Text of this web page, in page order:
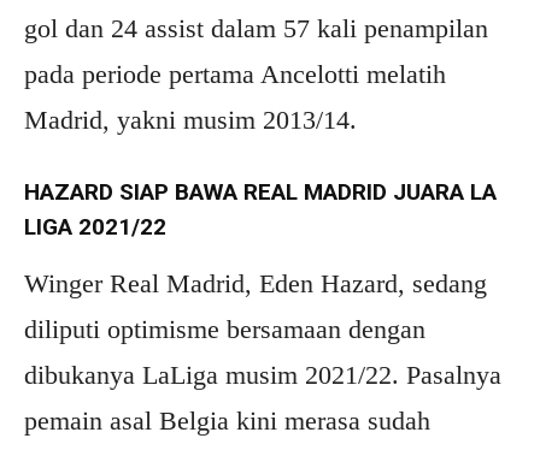
gol dan 24 assist dalam 57 kali penampilan
pada periode pertama Ancelotti melatih
Madrid, yakni musim 2013/14.
HAZARD SIAP BAWA REAL MADRID JUARA LA
LIGA 2021/22
Winger Real Madrid, Eden Hazard, sedang
diliputi optimisme bersamaan dengan
dibukanya LaLiga musim 2021/22. Pasalnya
pemain asal Belgia kini merasa sudah